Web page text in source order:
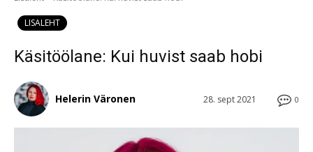
LISALEHT
Käsitöölane: Kui huvist saab hobi
0
28. sept 2021
Helerin Väronen